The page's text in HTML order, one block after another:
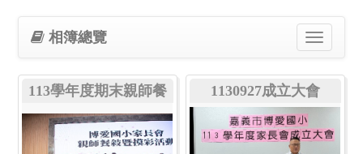
Toggle
navigation
相簿總覽
113學年度期末親師餐
敘
1130927成立大會